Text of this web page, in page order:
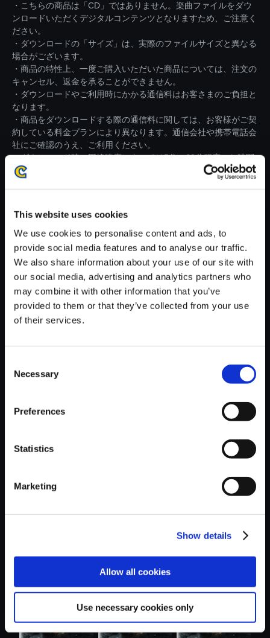
This website uses cookies
We use cookies to personalise content and ads, to
provide social media features and to analyse our traffic.
We also share information about your use of our site with
our social media, advertising and analytics partners who
may combine it with other information that you’ve
provided to them or that they’ve collected from your use
of their services.
Selection
Necessary
Preferences
Statistics
Marketing
Show details
Allow all cookies
Use necessary cookies only
・こちらの商品は「CD」ではありません。楽曲ファイルをダウ
ンロードいただくデジタルコンテンツとなりますため、ご注意く
ださい。
・ダウンロードの「サイズ」は、実際のファイルサイズと異なる
場合がございます。
・商品の特性上、一度ご購入いただいた商品については、注文の
キャンセル、返金を承ることができません。
・ダウンロードやご利用時にかかる通信料はお客さまのご負担と
なります。
・商品をダウンロードする際の通信料に関しては、お客様がご契
約している料金プランにより異なります。通信会社や携帯電話会
社にご確認のうえ、ご利用ください。
・ダウンロード時、回線速度によっては5分～60分程度のお時間
がかかる場合がございます。
※ご購入いただいたファイルのダウンロードの際には、通信環境
【単曲】バイオハザード ヴィレ
ッジ オリジナル・サウンドトラ
150円
【単曲】バイオハ